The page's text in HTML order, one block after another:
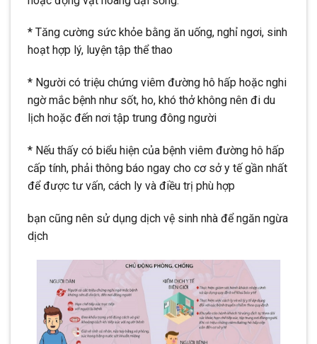
* Tăng cường sức khỏe bằng ăn uống, nghỉ ngơi, sinh
hoạt hợp lý, luyện tập thể thao
* Người có triệu chứng viêm đường hô hấp hoặc nghi
ngờ mắc bệnh như sốt, ho, khó thở không nên đi du
lịch hoặc đến nơi tập trung đông người
* Nếu thấy có biểu hiện của bệnh viêm đường hô hấp
cấp tính, phải thông báo ngay cho cơ sở y tế gần nhất
để được tư vấn, cách ly và điều trị phù hợp
bạn cũng nên sử dụng dịch vệ sinh nhà để ngăn ngừa
dịch